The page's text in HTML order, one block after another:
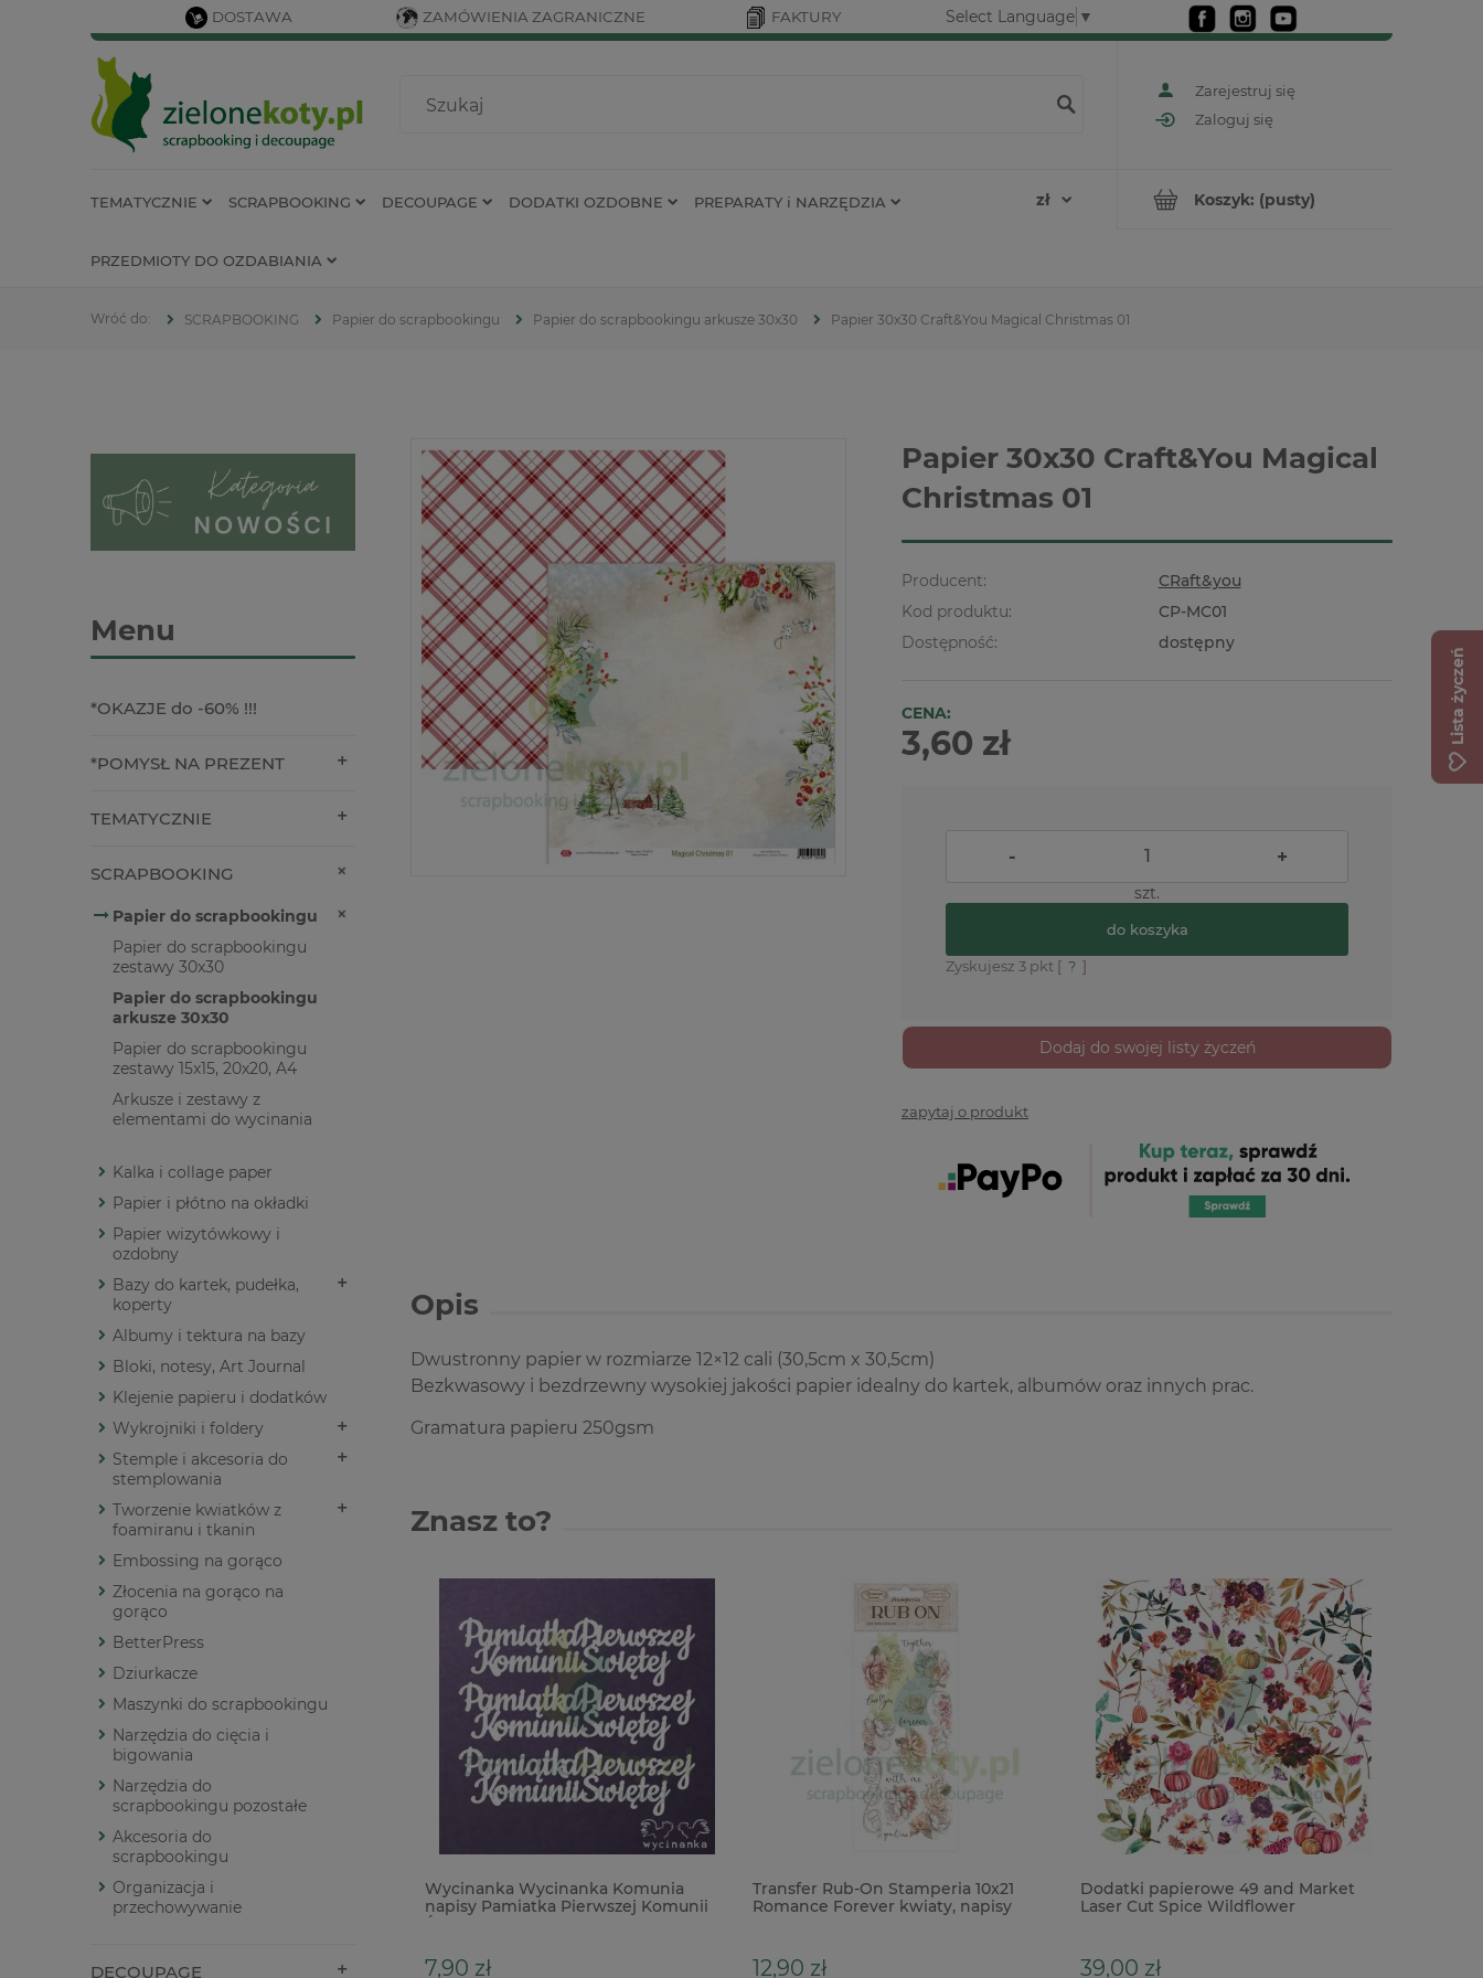
DOSTAWA ZAMÓWIENIA ZAGRANICZNE FAKTURY Select Language ▼
Zarejestruj się
Zaloguj się
Koszyk: (pusty)
TEMATYCZNIE SCRAPBOOKING DECOUPAGE DODATKI OZDOBNE PREPARATY i NARZĘDZIA
PRZEDMIOTY DO OZDABIANIA
SCRAPBOOKING Papier do scrapbookingu Papier do scrapbookingu arkusze 30x30 Papier 30x30 Craft&You Magical Christmas 01
Menu
*OKAZJE do -60% !!!
*POMYSŁ NA PREZENT
TEMATYCZNIE
SCRAPBOOKING
Papier do scrapbookingu
Papier do scrapbookingu
zestawy 30x30
Papier do scrapbookingu
arkusze 30x30
Papier do scrapbookingu
zestawy 15x15, 20x20, A4
Arkusze i zestawy z
elementami do wycinania
Kalka i collage paper
Papier i płótno na okładki
Papier wizytówkowy i
ozdobny
Bazy do kartek, pudełka,
koperty
Albumy i tektura na bazy
Bloki, notesy, Art Journal
Klejenie papieru i dodatków
Wykrojniki i foldery
Stemple i akcesoria do
stemplowania
Tworzenie kwiatków z
foamiranu i tkanin
Embossing na gorąco
Złocenia na gorąco na
gorąco
BetterPress
Dziurkacze
Maszynki do scrapbookingu
Narzędzia do cięcia i
bigowania
Narzędzia do
scrapbookingu pozostałe
Akcesoria do
scrapbookingu
Organizacja i
przechowywanie
DECOUPAGE
Papier 30x30 Craft&You Magical
Christmas 01
Producent:
CRaft&you
Kod produktu:
CP-MC01
Dostępność:
dostępny
CENA:
3,60 zł
- +
szt.
do koszyka
Zyskujesz 3 pkt [ ? ]
Dodaj do swojej listy życzeń
zapytaj o produkt
Opis
Dwustronny papier w rozmiarze 12×12 cali (30,5cm x 30,5cm)
Bezkwasowy i bezdrzewny wysokiej jakości papier idealny do kartek, albumów oraz innych prac.
Gramatura papieru 250gsm
Znasz to?
Folia do złoceń w rolce Stamperia
srebrna
Wycinanka Wycinanka Komunia
napisy Pamiatka Pierwszej Komunii
7,90 zł
Transfer Rub-On Stamperia 10x21
Romance Forever kwiaty, napisy
12,90 zł
Dodatki papierowe 49 and Market
Laser Cut Spice Wildflower
39,00 zł
Lista życzeń